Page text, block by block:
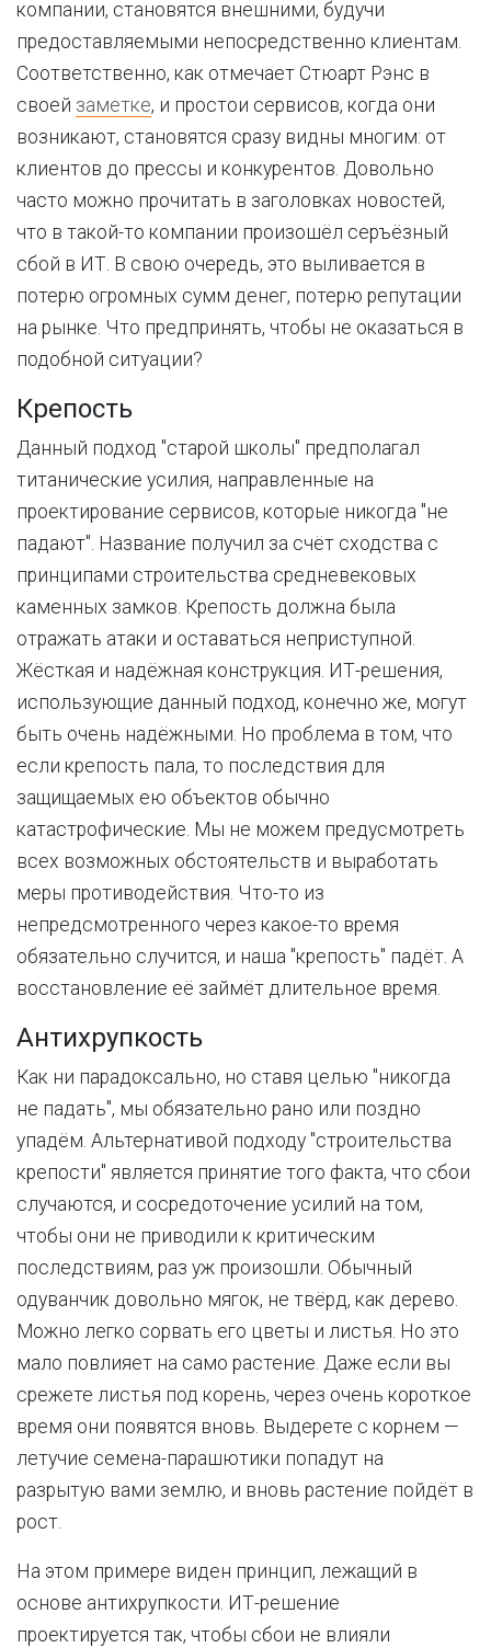
компании, становятся внешними, будучи
предоставляемыми непосредственно клиентам.
Соответственно, как отмечает Стюарт Рэнс в
своей заметке, и простои сервисов, когда они
возникают, становятся сразу видны многим: от
клиентов до прессы и конкурентов. Довольно
часто можно прочитать в заголовках новостей,
что в такой-то компании произошёл серъёзный
сбой в ИТ. В свою очередь, это выливается в
потерю огромных сумм денег, потерю репутации
на рынке. Что предпринять, чтобы не оказаться в
подобной ситуации?
Крепость
Данный подход "старой школы" предполагал
титанические усилия, направленные на
проектирование сервисов, которые никогда "не
падают". Название получил за счёт сходства с
принципами строительства средневековых
каменных замков. Крепость должна была
отражать атаки и оставаться неприступной.
Жёсткая и надёжная конструкция. ИТ-решения,
использующие данный подход, конечно же, могут
быть очень надёжными. Но проблема в том, что
если крепость пала, то последствия для
защищаемых ею объектов обычно
катастрофические. Мы не можем предусмотреть
всех возможных обстоятельств и выработать
меры противодействия. Что-то из
непредсмотренного через какое-то время
обязательно случится, и наша "крепость" падёт. А
восстановление её займёт длительное время.
Антихрупкость
Как ни парадоксально, но ставя целью "никогда
не падать", мы обязательно рано или поздно
упадём. Альтернативой подходу "строительства
крепости" является принятие того факта, что сбои
случаются, и сосредоточение усилий на том,
чтобы они не приводили к критическим
последствиям, раз уж произошли. Обычный
одуванчик довольно мягок, не твёрд, как дерево.
Можно легко сорвать его цветы и листья. Но это
мало повлияет на само растение. Даже если вы
срежете листья под корень, через очень короткое
время они появятся вновь. Выдерете с корнем —
летучие семена-парашютики попадут на
разрытую вами землю, и вновь растение пойдёт в
рост.
На этом примере виден принцип, лежащий в
основе антихрупкости. ИТ-решение
проектируется так, чтобы сбои не влияли